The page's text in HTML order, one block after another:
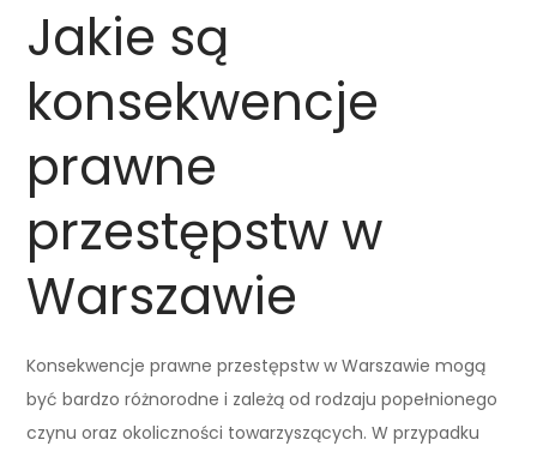
Jakie są
konsekwencje
prawne
przestępstw w
Warszawie
Konsekwencje prawne przestępstw w Warszawie mogą
być bardzo różnorodne i zależą od rodzaju popełnionego
czynu oraz okoliczności towarzyszących. W przypadku